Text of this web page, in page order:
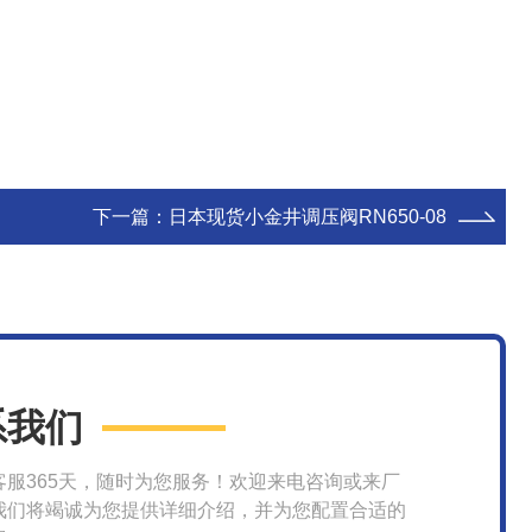
下一篇： 日本现货小金井调压阀RN650-08
们
服365天，随时为您服务！欢迎来电咨询或来厂
们将竭诚为您提供详细介绍，并为您配置合适的